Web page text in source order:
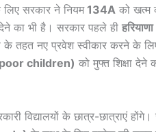
सरकार ने नियम134A को खत्म
का भी है। सरकार पहले ही
के तहत नए प्रवेश स्वीकार करने के
(poor children) को मुफ्त शिक्षा
विद्यालयों के छात्र-छात्राएं